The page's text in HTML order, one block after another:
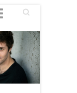
Suchen